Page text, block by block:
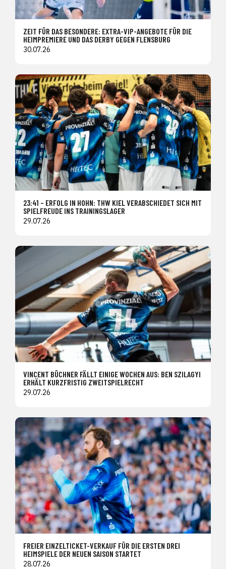
ZEIT FÜR DAS BESONDERE: EXTRA-VIP-ANGEBOTE FÜR DIE
HEIMPREMIERE UND DAS DERBY GEGEN FLENSBURG
30.07.26
23:41 – ERFOLG IN HOHN: THW KIEL VERABSCHIEDET SICH MIT
SPIELFREUDE INS TRAININGSLAGER
29.07.26
VINCENT BÜCHNER FÄLLT EINIGE WOCHEN AUS: BEN SZILAGYI
ERHÄLT KURZFRISTIG ZWEITSPIELRECHT
29.07.26
FREIER EINZELTICKET-VERKAUF FÜR DIE ERSTEN DREI
HEIMSPIELE DER NEUEN SAISON STARTET
28.07.26